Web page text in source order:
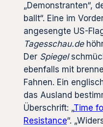
„Demonstranten“,
ballt“. Eine im
angesengte US-
Tagesschau.de
Der Spiegel
ebenfalls mit
Fahnen. Ein
das Ausland
Überschrift: „Time
Resistance“.